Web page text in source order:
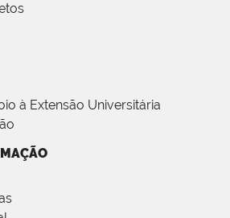
à Extensão Universitária